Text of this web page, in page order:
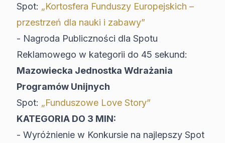
Spot: „Kortosfera Funduszy Europejskich –
przestrzeń dla nauki i zabawy”
- Nagroda Publiczności dla Spotu
Reklamowego w kategorii do 45 sekund:
Mazowiecka Jednostka Wdrażania
Programów Unijnych
Spot: „Funduszowe Love Story”
KATEGORIA DO 3 MIN:
- Wyróżnienie w Konkursie na najlepszy Spot